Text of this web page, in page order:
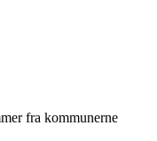
fra kommunerne